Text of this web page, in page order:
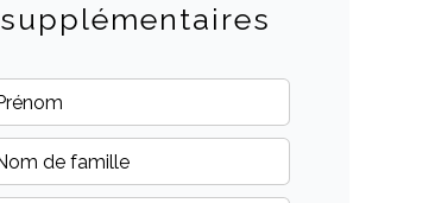
supplémentaires